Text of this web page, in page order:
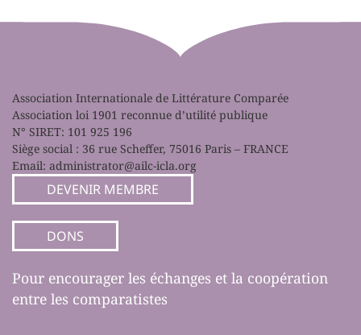
Association Internationale de Littérature Comparée
Association loi 1901 reconnue d’utilité publique
N° SIRET: 101 925 196
Siège social : 36 rue Scheffer, 75016 Paris – FRANCE
Email: administrator@ailc-icla.org
DEVENIR MEMBRE
DONS
Pour encourager les échanges et la coopération
entre les comparatistes